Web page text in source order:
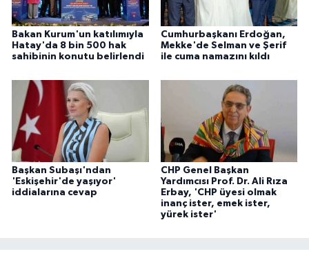
Bakan Kurum'un katılımıyla
Hatay'da 8 bin 500 hak
sahibinin konutu belirlendi
Cumhurbaşkanı Erdoğan,
Mekke'de Selman ve Şerif
ile cuma namazını kıldı
Başkan Subaşı'ndan
'Eskişehir'de yaşıyor'
iddialarına cevap
CHP Genel Başkan
Yardımcısı Prof. Dr. Ali Rıza
Erbay, 'CHP üyesi olmak
inanç ister, emek ister,
yürek ister'